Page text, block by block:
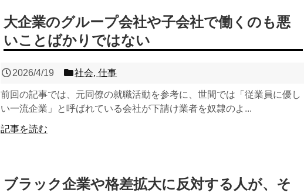
大企業のグループ会社や子会社で働くのも悪
いことばかりではない
2026/4/19 社会,仕事
前回の記事では、元同僚の就職活動を参考に、世間では「従業員に優し
い一流企業」と呼ばれている会社が下請け業者を奴隷のよ...
記事を読む
ブラック企業や格差拡大に反対する人が、そ